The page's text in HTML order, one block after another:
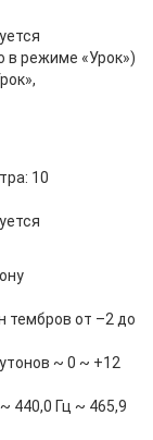
в режиме «Урок»)
10
тембров от –2 до
~ 0 ~ +12
440,0 Гц ~ 465,9